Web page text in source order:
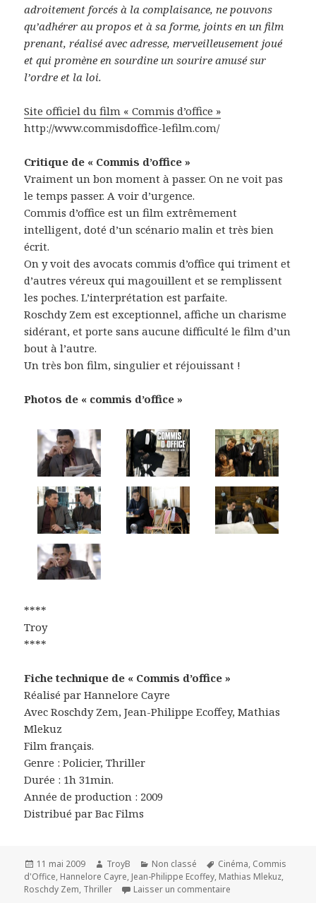
adroitement forcés à la complaisance, ne pouvons
qu’adhérer au propos et à sa forme, joints en un film
prenant, réalisé avec adresse, merveilleusement joué
et qui promène en sourdine un sourire amusé sur
l’ordre et la loi.
Site officiel du film « Commis d’office »
http://www.commisdoffice-lefilm.com/
Critique de « Commis d’office »
Vraiment un bon moment à passer. On ne voit pas
le temps passer. A voir d’urgence.
Commis d’office est un film extrêmement
intelligent, doté d’un scénario malin et très bien
écrit.
On y voit des avocats commis d’office qui triment et
d’autres véreux qui magouillent et se remplissent
les poches. L’interprétation est parfaite.
Roschdy Zem est exceptionnel, affiche un charisme
sidérant, et porte sans aucune difficulté le film d’un
bout à l’autre.
Un très bon film, singulier et réjouissant !
Photos de « commis d’office »
****
Troy
****
Fiche technique de « Commis d’office »
Réalisé par Hannelore Cayre
Avec Roschdy Zem, Jean-Philippe Ecoffey, Mathias
Mlekuz
Film français.
Genre : Policier, Thriller
Durée : 1h 31min.
Année de production : 2009
Distribué par Bac Films
Publié
le
11 mai 2009 Auteur
TroyB Catégories
Non classé
Mots-
clés
Cinéma, Commis
d'Office, Hannelore Cayre, Jean-Philippe Ecoffey, Mathias Mlekuz,
Roschdy Zem, Thriller Laisser un commentaire